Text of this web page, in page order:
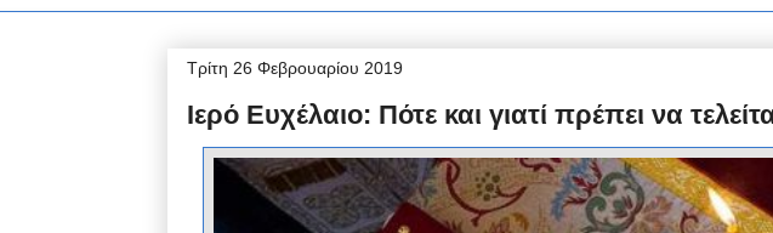
Τρίτη 26 Φεβρουαρίου 2019
Ιερό Ευχέλαιο: Πότε και γιατί πρέπει να